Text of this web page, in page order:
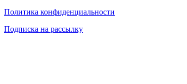
Политика конфиденциальности
Подписка на рассылку